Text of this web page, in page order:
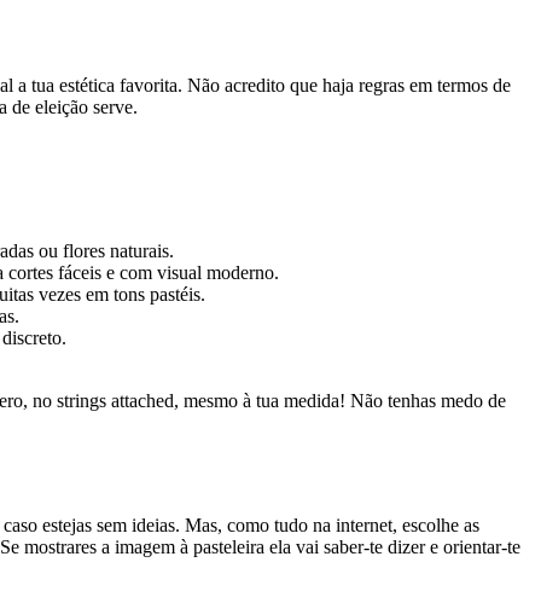
a tua estética favorita. Não acredito que haja regras em termos de
de eleição serve.
ou flores naturais.
fáceis e com visual moderno.
vezes em tons pastéis.
no strings attached, mesmo à tua medida! Não tenhas medo de
estejas sem ideias. Mas, como tudo na internet, escolhe as
mostrares a imagem à pasteleira ela vai saber-te dizer e orientar-te